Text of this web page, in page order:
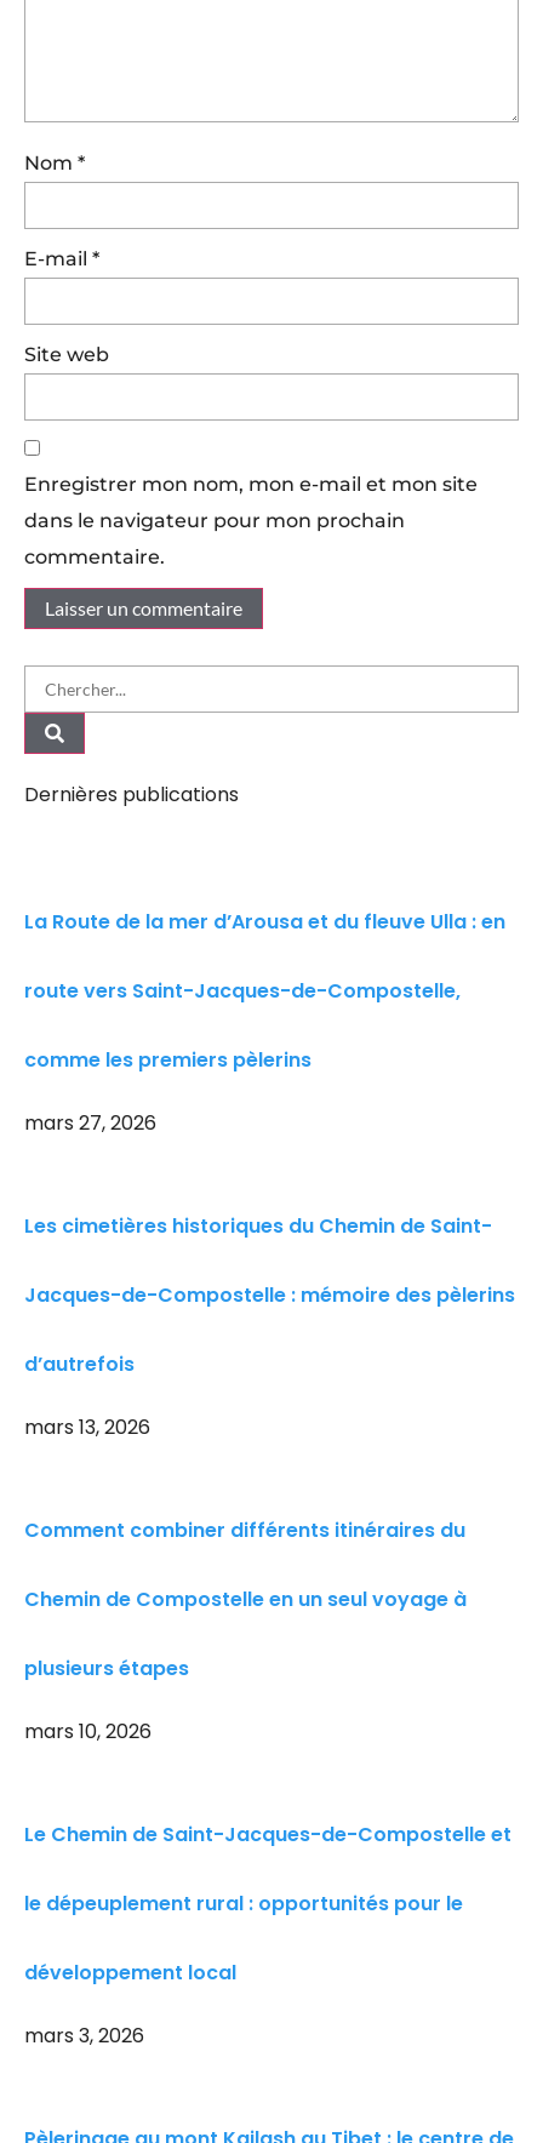
Nom *
E-mail *
Site web
Enregistrer mon nom, mon e-mail et mon site
dans le navigateur pour mon prochain
commentaire.
Dernières publications
La Route de la mer d’Arousa et du fleuve Ulla : en
route vers Saint-Jacques-de-Compostelle,
comme les premiers pèlerins
mars 27, 2026
Les cimetières historiques du Chemin de Saint-
Jacques-de-Compostelle : mémoire des pèlerins
d’autrefois
mars 13, 2026
Comment combiner différents itinéraires du
Chemin de Compostelle en un seul voyage à
plusieurs étapes
mars 10, 2026
Le Chemin de Saint-Jacques-de-Compostelle et
le dépeuplement rural : opportunités pour le
développement local
mars 3, 2026